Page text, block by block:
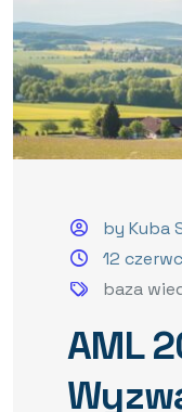
by Kuba
12
baza
AML